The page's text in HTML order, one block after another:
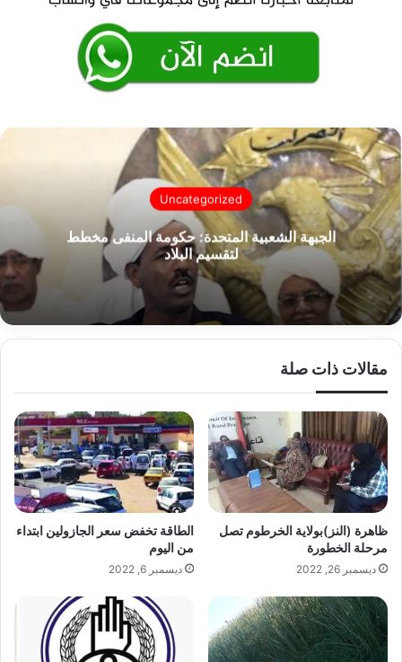
Uncategorized
الجبهة الشعبية المتحدة: حكومة المنفى مخطط
لتقسيم البلاد
مقالات ذات صلة
ظاهرة (النز)بولاية الخرطوم تصل
مرحلة الخطورة
ديسمبر 26, 2022
الطاقة تخفض سعر الجازولين ابتداء
من اليوم
ديسمبر 6, 2022